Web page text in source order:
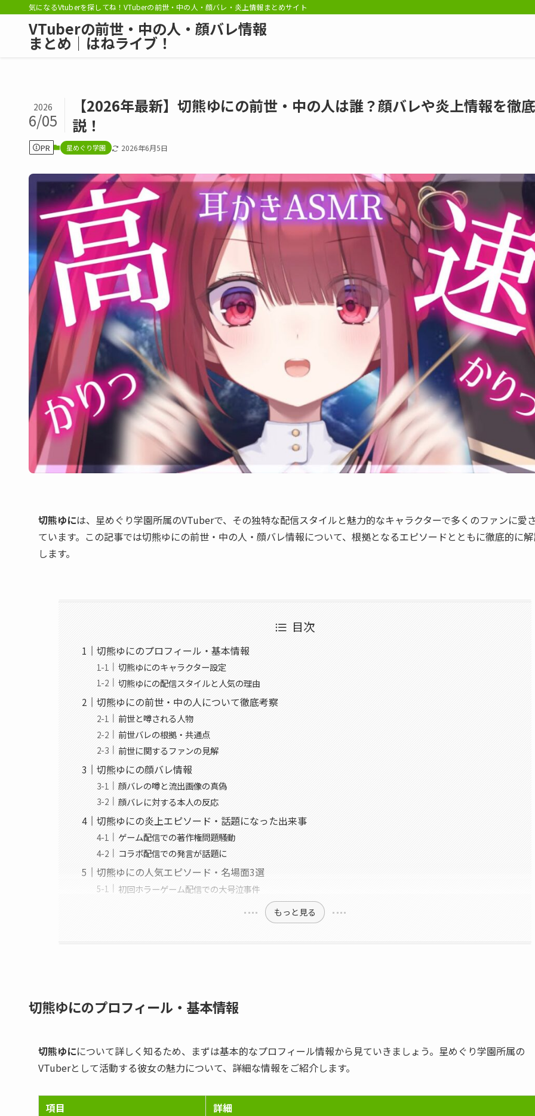
気になるVtuberを探してね！VTuberの前世・中の人・顔バレ・炎上情報まとめサイト
VTuberの前世・中の人・顔バレ情報
まとめ｜はねライブ！
【2026年最新】切熊ゆにの前世・中の人は誰？顔バレや炎上情報を徹
説！
2026
6/05
PR 星めぐり学園 2026年6月5日
切熊ゆには、星めぐり学園所属のVTuberで、その独特な配信スタイルと魅力的なキャラクターで多くのファンに愛
ています。この記事では切熊ゆにの前世・中の人・顔バレ情報について、根拠となるエピソードとともに徹底的に
します。
目次
切熊ゆにのプロフィール・基本情報
切熊ゆにのキャラクター設定
切熊ゆにの配信スタイルと人気の理由
切熊ゆにの前世・中の人について徹底考察
前世と噂される人物
前世バレの根拠・共通点
前世に関するファンの見解
切熊ゆにの顔バレ情報
顔バレの噂と流出画像の真偽
顔バレに対する本人の反応
切熊ゆにの炎上エピソード・話題になった出来事
ゲーム配信での著作権問題騒動
コラボ配信での発言が話題に
切熊ゆにの人気エピソード・名場面3選
初回ホラーゲーム配信での大号泣事件
もっと見る
切熊ゆにのプロフィール・基本情報
切熊ゆにについて詳しく知るため、まずは基本的なプロフィール情報から見ていきましょう。星めぐり学園所属の
VTuberとして活動する彼女の魅力について、詳細な情報をご紹介します。
項目
詳細